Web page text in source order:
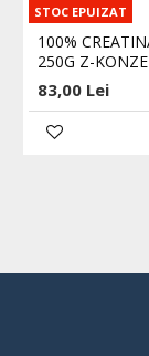
STOC EPUIZAT
100%
250G Z-
83,00 Lei